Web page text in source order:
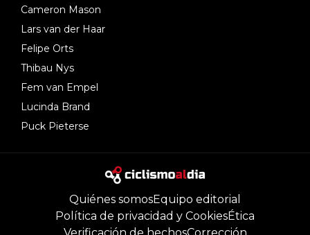
Cameron Mason
Lars van der Haar
Felipe Orts
Thibau Nys
Fem van Empel
Lucinda Brand
Puck Pieterse
Quiénes somosEquipo editorial
Política de privacidad y CookiesÉtica